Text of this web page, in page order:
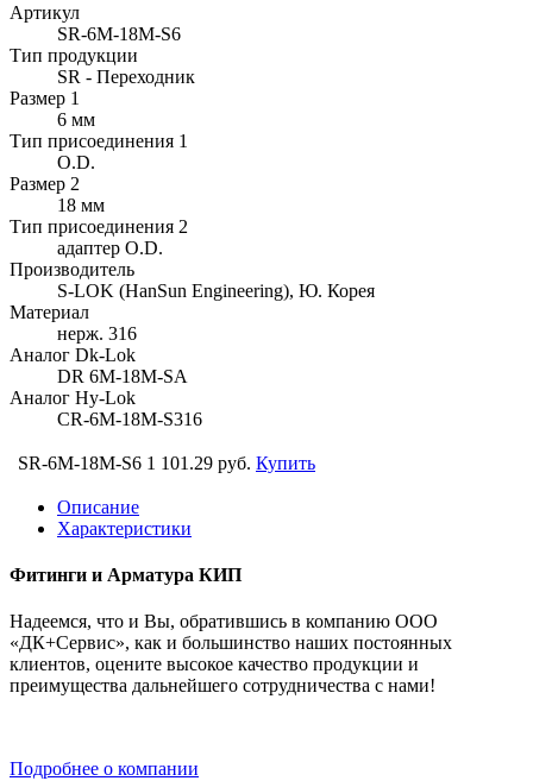
Артикул
SR-6M-18M-S6
Тип продукции
SR - Переходник
Размер 1
6 мм
Тип присоединения 1
O.D.
Размер 2
18 мм
Тип присоединения 2
адаптер O.D.
Производитель
S-LOK (HanSun Engineering), Ю. Корея
Материал
нерж. 316
Аналог Dk-Lok
DR 6M-18M-SA
Аналог Hy-Lok
CR-6M-18M-S316
SR-6M-18M-S6 1 101.29 руб. Купить
Описание
Характеристики
Фитинги и Арматура КИП
Надеемся, что и Вы, обратившись в компанию ООО
«ДК+Сервис», как и большинство наших постоянных
клиентов, оцените высокое качество продукции и
преимущества дальнейшего сотрудничества с нами!
Подробнее о компании